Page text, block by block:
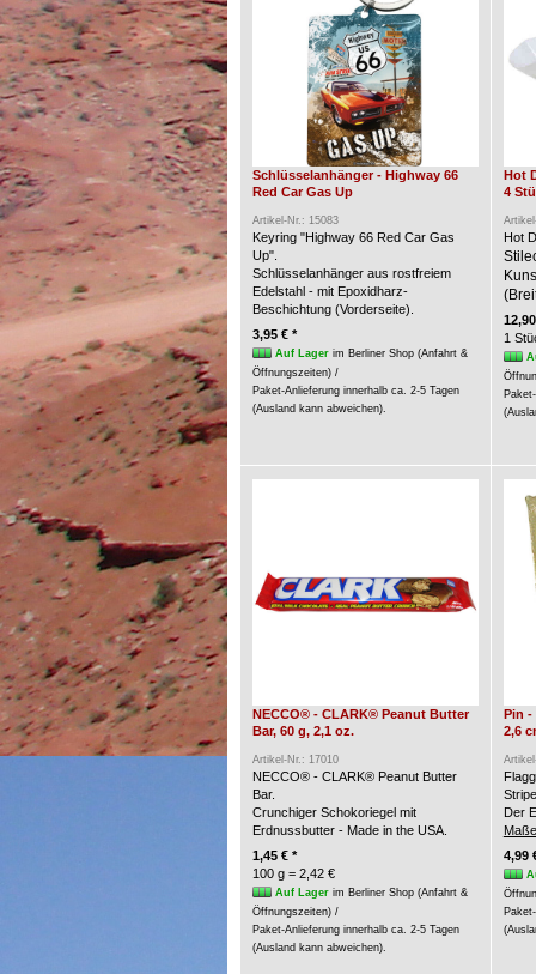
Schlüsselanhänger - Highway 66
Red Car Gas Up
Artikel-Nr.: 15083
Keyring "Highway 66 Red Car Gas
Up".
Schlüsselanhänger aus rostfreiem
Edelstahl - mit Epoxidharz-
Beschichtung (Vorderseite).
3,95 € *
Auf Lagerim Berliner Shop (Anfahrt &
Öffnungszeiten) /
Paket-Anlieferung innerhalb ca. 2-5 Tagen
(Ausland kann abweichen).
Hot
4
Hot
1
NECCO® - CLARK® Peanut Butter
Bar, 60 g, 2,1 oz.
Artikel-Nr.: 17010
NECCO® - CLARK® Peanut Butter
Bar.
Crunchiger Schokoriegel mit
Erdnussbutter - Made in the USA.
1,45 € *
100 g = 2,42 €
Auf Lagerim Berliner Shop (Anfahrt &
Öffnungszeiten) /
Paket-Anlieferung innerhalb ca. 2-5 Tagen
(Ausland kann abweichen).
Pin -
2,6
Der
4,99